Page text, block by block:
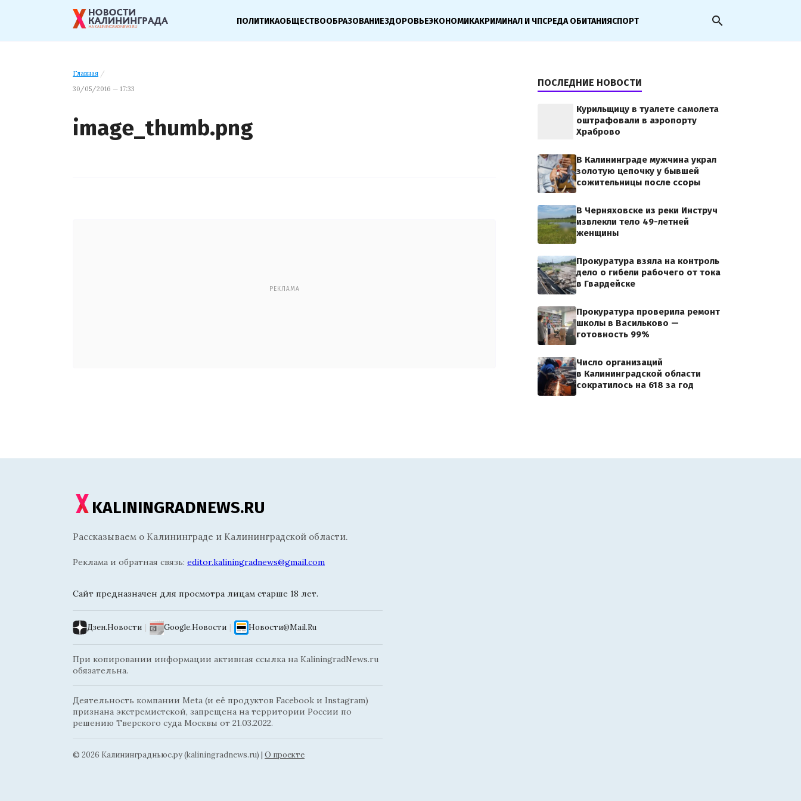
ПОЛИТИКАОБЩЕСТВООБРАЗОВАНИЕЗДОРОВЬЕЭКОНОМИКАКРИМИНАЛ И ЧПСРЕДА ОБИТАНИЯСПОРТ search
Главная /
30/05/2016 — 17:33
image_thumb.png
РЕКЛАМА
ПОСЛЕДНИЕ НОВОСТИ
Курильщицу в туалете самолета
оштрафовали в аэропорту
Храброво
В Калининграде мужчина украл
золотую цепочку у бывшей
сожительницы после ссоры
В Черняховске из реки Инструч
извлекли тело 49-летней
женщины
Прокуратура взяла на контроль
дело о гибели рабочего от тока
в Гвардейске
Прокуратура проверила ремонт
школы в Васильково —
готовность 99%
Число организаций
в Калининградской области
сократилось на 618 за год
KALININGRADNEWS.RU
Рассказываем о Калининграде и Калининградской области.
Реклама и обратная связь: editor.kaliningradnews@gmail.com
Сайт предназначен для просмотра лицам старше 18 лет.
Дзен.Новости | Google.Новости | Новости@Mail.Ru
При копировании информации активная ссылка на KaliningradNews.ru
обязательна.
Деятельность компании Meta (и её продуктов Facebook и Instagram)
признана экстремистской, запрещена на территории России по
решению Тверского суда Москвы от 21.03.2022.
© 2026 Калининградньюc.ру (kaliningradnews.ru) | О проекте